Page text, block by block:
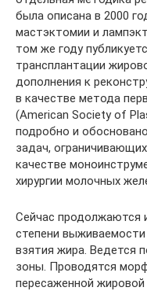
была описана в 2000
мастэктомии и
том же году
трансплантации
дополнения к
в качестве метода
(American Society of
подробно и
задач,
качестве
хирургии молочных
Сейчас продолжаются
степени
взятия жира. Ведется
зоны. Проводятся
пересаженной жировой